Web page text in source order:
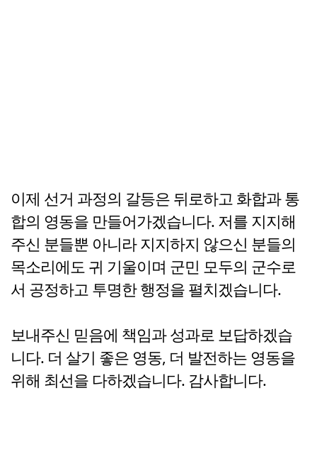
이제 선거 과정의 갈등은 뒤로하고 화합과 통
합의 영동을 만들어가겠습니다. 저를 지지해
주신 분들뿐 아니라 지지하지 않으신 분들의
목소리에도 귀 기울이며 군민 모두의 군수로
서 공정하고 투명한 행정을 펼치겠습니다.
보내주신 믿음에 책임과 성과로 보답하겠습
니다. 더 살기 좋은 영동, 더 발전하는 영동을
위해 최선을 다하겠습니다. 감사합니다.